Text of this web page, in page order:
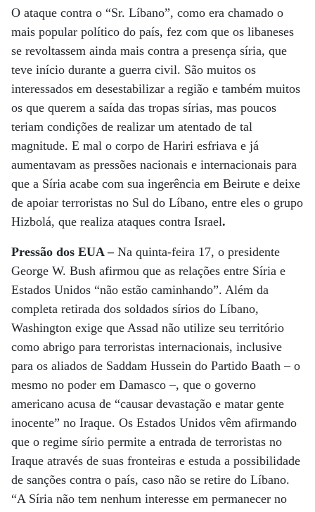
O ataque contra o “Sr. Líbano”, como era chamado o
mais popular político do país, fez com que os libaneses
se revoltassem ainda mais contra a presença síria, que
teve início durante a guerra civil. São muitos os
interessados em desestabilizar a região e também muitos
os que querem a saída das tropas sírias, mas poucos
teriam condições de realizar um atentado de tal
magnitude. E mal o corpo de Hariri esfriava e já
aumentavam as pressões nacionais e internacionais para
que a Síria acabe com sua ingerência em Beirute e deixe
de apoiar terroristas no Sul do Líbano, entre eles o grupo
Hizbolá, que realiza ataques contra Israel.
Pressão dos EUA –Na quinta-feira 17, o presidente
George W. Bush afirmou que as relações entre Síria e
Estados Unidos “não estão caminhando”. Além da
completa retirada dos soldados sírios do Líbano,
Washington exige que Assad não utilize seu território
como abrigo para terroristas internacionais, inclusive
para os aliados de Saddam Hussein do Partido Baath – o
mesmo no poder em Damasco –, que o governo
americano acusa de “causar devastação e matar gente
inocente” no Iraque. Os Estados Unidos vêm afirmando
que o regime sírio permite a entrada de terroristas no
Iraque através de suas fronteiras e estuda a possibilidade
de sanções contra o país, caso não se retire do Líbano.
“A Síria não tem nenhum interesse em permanecer no